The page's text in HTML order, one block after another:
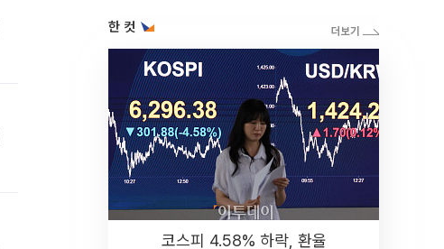
한 컷
코스피 4.58% 하락, 환율